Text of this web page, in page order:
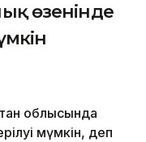
өзенінде
облысында
мүмкін, деп